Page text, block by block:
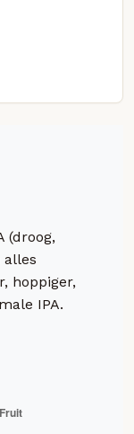
(droog,
alles
hoppiger,
IPA.